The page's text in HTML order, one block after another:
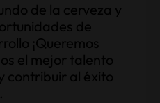
de la cerveza y
de
¡Queremos
el mejor talento
contribuir al éxito